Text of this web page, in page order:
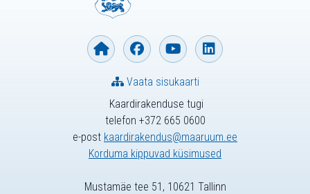
Kaardirakenduse tugi
telefon +372 665 0600
e-post kaardirakendus@maaruum.ee
Korduma kippuvad küsimused
Vaata sisukaarti
Mustamäe tee 51, 10621 Tallinn